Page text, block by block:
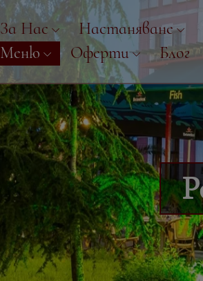
За Нас Настаняване
Меню
Оферти Блог